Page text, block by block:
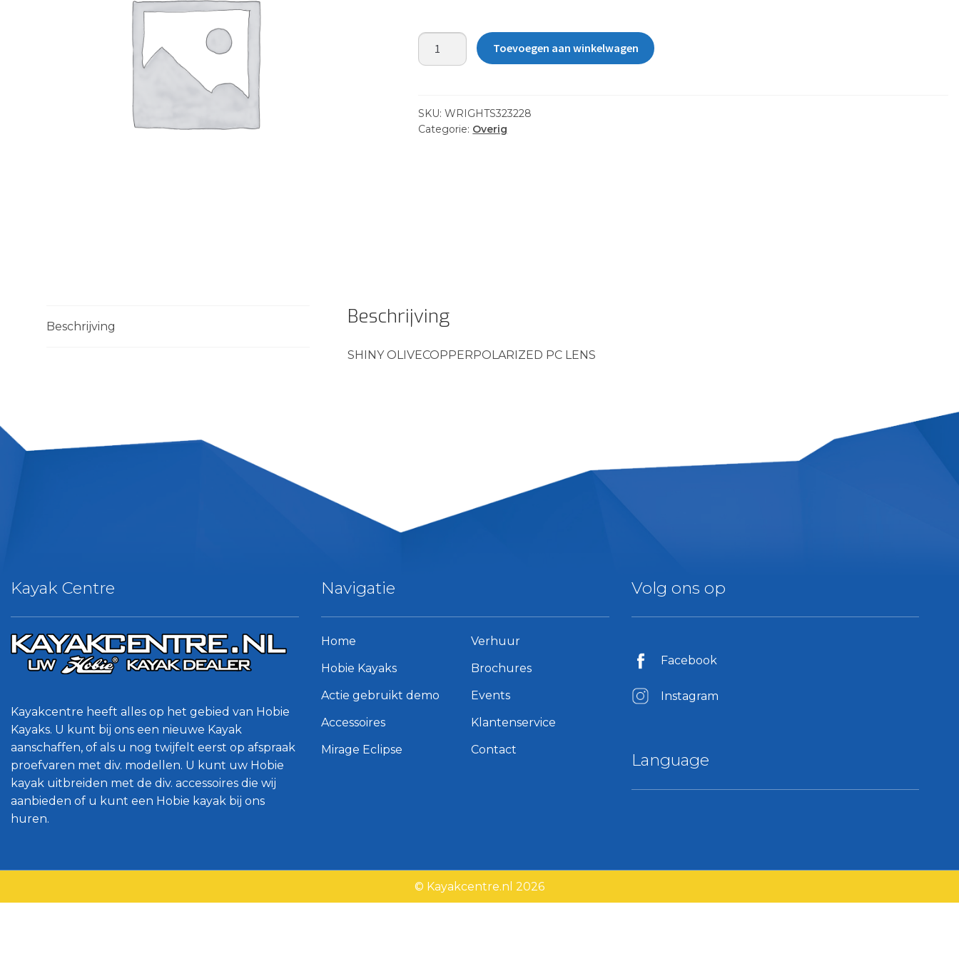
SHINY
OLIVECOPPERPOLARIZED
aantal
Toevoegen aan winkelwagen
SKU:WRIGHTS323228
Categorie: Overig
Beschrijving Beschrijving
SHINY OLIVECOPPERPOLARIZED PC LENS
Kayak Centre
Kayakcentre heeft alles op het gebied van Hobie
Kayaks. U kunt bij ons een nieuwe Kayak
aanschaffen, of als u nog twijfelt eerst op afspraak
proefvaren met div. modellen. U kunt uw Hobie
kayak uitbreiden met de div. accessoires die wij
aanbieden of u kunt een Hobie kayak bij ons
huren.
Navigatie
Home
Hobie Kayaks
Actie gebruikt demo
Accessoires
Mirage Eclipse
Verhuur
Brochures
Events
Klantenservice
Contact
Volg ons op
Facebook
Instagram
Language
© Kayakcentre.nl 2026